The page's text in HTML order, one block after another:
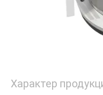
Характер